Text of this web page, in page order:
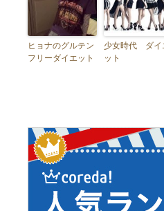
ヒョナのグルテン
フリーダイエット
少女時代 ダイ
ット